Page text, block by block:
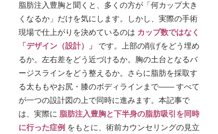
脂肪注入豊胸と聞くと、多くの方が「何カップ大き
くなるか」だけを気にします。しかし、実際の手術
現場で仕上がりを決めているのは カップ数ではなく
「デザイン（設計）」
です。上部の削げをどう埋め
るか。左右差をどう近づけるか。胸の土台となるバ
ージスラインをどう整えるか。さらに脂肪を採取す
る太ももやお尻・膝のボディラインまで—— すべて
が一つの設計図の上で同時に進みます。本記事で
は、実際に 脂肪注入豊胸と下半身の脂肪吸引を同時
に行った症例 をもとに、術前カウンセリングの見立